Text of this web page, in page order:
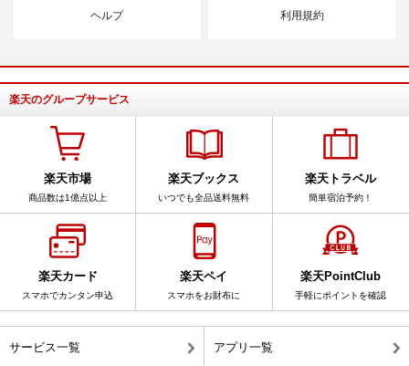
ヘルプ 利用規約
楽天のグループサービス
楽天市場
商品数は1億点以上
楽天ブックス
いつでも全品送料無料
楽天トラベル
簡単宿泊予約！
楽天カード
スマホでカンタン申込
楽天ペイ
スマホをお財布に
楽天PointClub
手軽にポイントを確認
サービス一覧 アプリ一覧